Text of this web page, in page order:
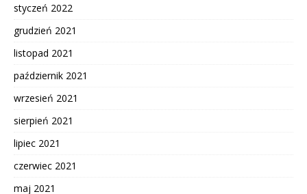
styczeń 2022
grudzień 2021
listopad 2021
październik 2021
wrzesień 2021
sierpień 2021
lipiec 2021
czerwiec 2021
maj 2021